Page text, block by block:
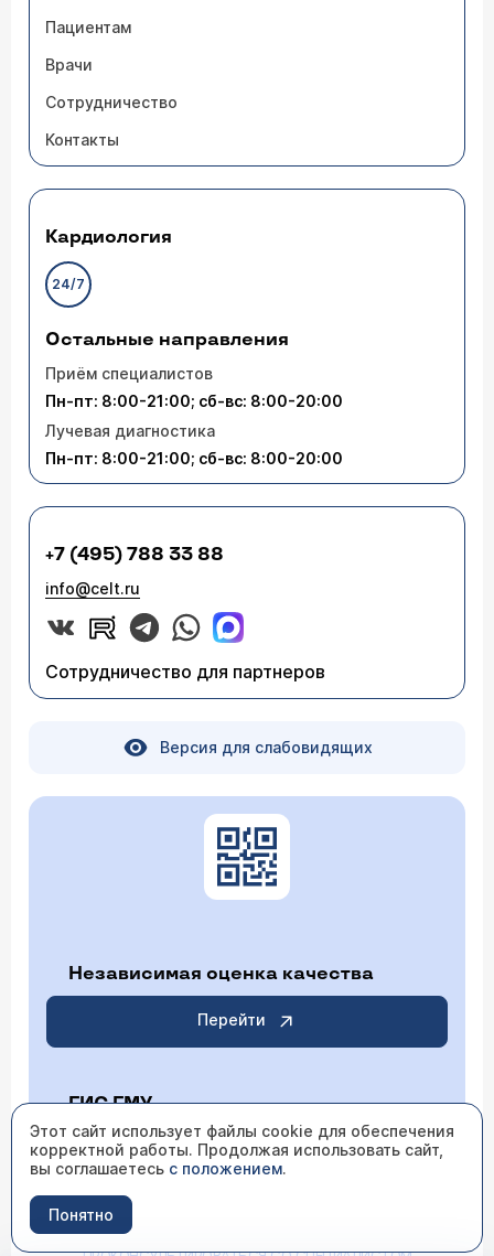
Пациентам
Врачи
Сотрудничество
Контакты
Кардиология
24/7
Остальные направления
Приём специалистов
Пн-пт: 8:00-21:00; сб-вс: 8:00-20:00
Лучевая диагностика
Пн-пт: 8:00-21:00; сб-вс: 8:00-20:00
+7 (495) 788 33 88
info@celt.ru
Сотрудничество для партнеров
Версия для слабовидящих
Независимая оценка качества
Перейти
ГИС ГМУ
Перейти
ИМЕЮТСЯ ПРОТИВОПОКАЗАНИЯ НЕОБХОДИМО
Этот сайт использует файлы cookie для обеспечения
корректной работы. Продолжая использовать сайт,
вы соглашаетесь с положением.
Понятно